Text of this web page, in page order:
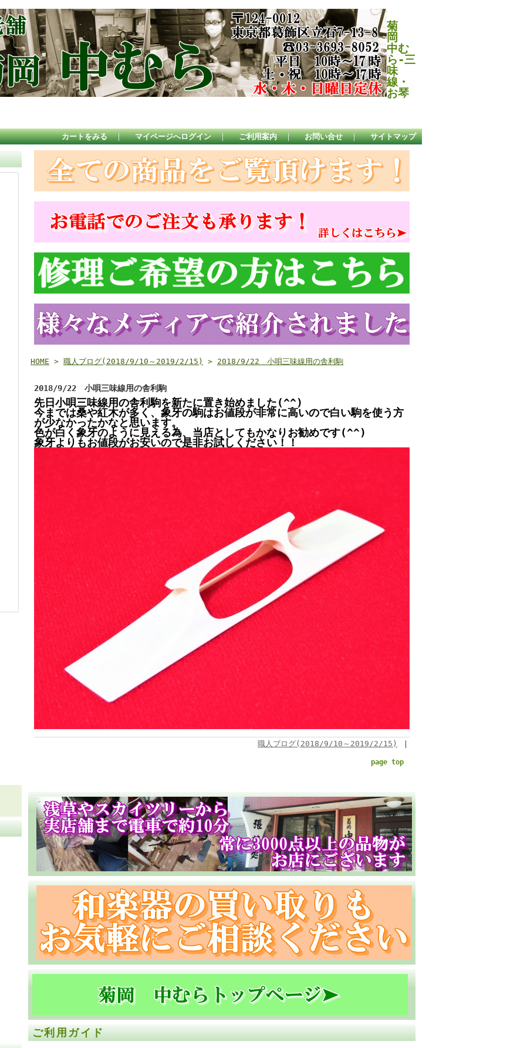
菊
岡
中む
ら-三
味
線・
お琴
カートをみる ｜ マイページへログイン ｜ ご利用案内 ｜ お問い合せ ｜ サイトマップ
HOME > 職人ブログ(2018/9/10～2019/2/15) > 2018/9/22 小唄三味線用の舎利駒
2018/9/22 小唄三味線用の舎利駒
先日小唄三味線用の舎利駒を新たに置き始めました(^^)
今までは桑や紅木が多く、象牙の駒はお値段が非常に高いので白い駒を使う方
が少なかったかなと思います。
色が白く象牙のように見える為、当店としてもかなりお勧めです(^^)
象牙よりもお値段がお安いので是非お試しください！！
職人ブログ(2018/9/10～2019/2/15) ｜
page top
ご利用ガイド